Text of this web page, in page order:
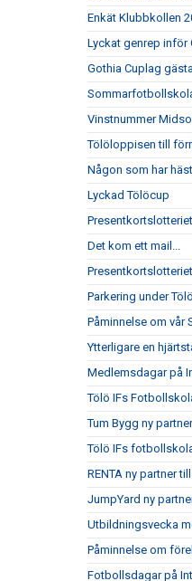
Enkät Klubbkollen
Lyckat genrep inför
Gothia Cuplag
Vinstnummer
Tölöloppisen till
Någon som har
Lyckad Tölöcup
Det kom ett mail...
Parkering under
Påminnelse om
Ytterligare en
Medlemsdagar på
Tölö IFs
Tum Bygg ny
Tölö IFs
RENTA ny partner
JumpYard ny
Utbildningsvecka
Påminnelse om
Fotbollsdagar på